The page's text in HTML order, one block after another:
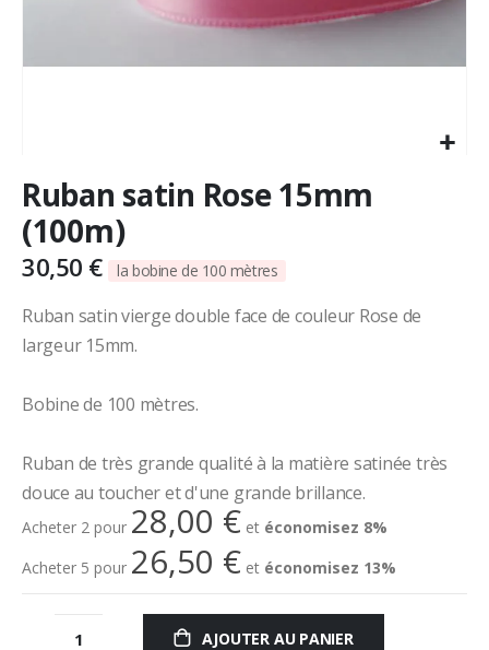
to
the
beginning
of
the
gallery
Ruban satin Rose 15mm
(100m)
30,50 € la bobine de 100 mètres
Ruban satin vierge double face de couleur Rose de
largeur 15mm.
Bobine de 100 mètres.
Ruban de très grande qualité à la matière satinée très
douce au toucher et d'une grande brillance.
Acheter 2 pour 28,00 € et économisez 8%
Acheter 5 pour 26,50 € et économisez 13%
AJOUTER AU PANIER